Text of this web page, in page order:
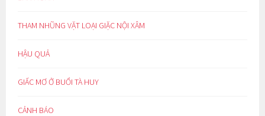
THAM NHŨNG VẶT LOẠI GIẶC NỘI XÂM
HẬU QUẢ
GIẤC MƠ Ở BUỔI TÀ HUY
CẢNH BÁO